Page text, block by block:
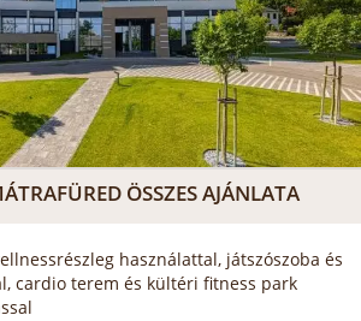
ÖSSZES AJÁNLATA
használattal, játszószoba és
cardio terem és kültéri fitness park